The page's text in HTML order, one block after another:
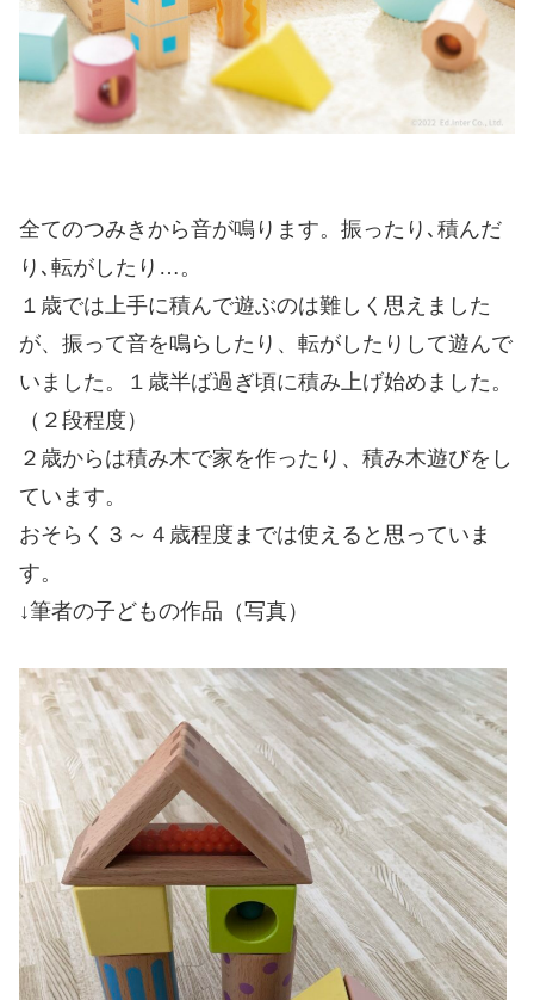
全てのつみきから音が鳴ります。振ったり､積んだ
り､転がしたり…。
１歳では上手に積んで遊ぶのは難しく思えました
が、振って音を鳴らしたり、転がしたりして遊んで
いました。１歳半ば過ぎ頃に積み上げ始めました。
（２段程度）
２歳からは積み木で家を作ったり、積み木遊びをし
ています。
おそらく３～４歳程度までは使えると思っていま
す。
↓筆者の子どもの作品（写真）